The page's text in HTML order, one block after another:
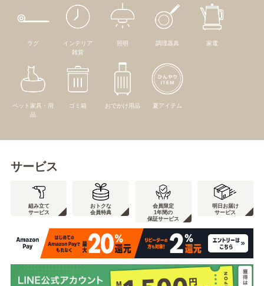
ラグ
インテリア
雑貨
照明 調理器具 家電
ペット家具・用
品
ゴミ箱 おでかけ用品 夏アイテム
サービス
組み立て
サービス
おトクな
会員特典
会員限定
1年間の
保証サービス
明日お届け
サービス